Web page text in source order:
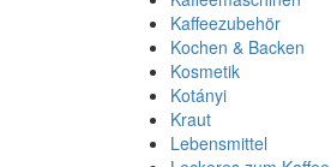
Kaffeezubehör
Kochen & Backen
Kosmetik
Kotányi
Kraut
Lebensmittel